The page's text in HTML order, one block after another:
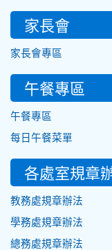
家長會
家長會專區
午餐專區
午餐專區
每日午餐菜單
各處室規章
教務處規章辦法
學務處規章辦法
總務處規章辦法